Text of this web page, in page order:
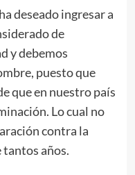
deseado ingresar a
de
y debemos
puesto que
que en nuestro país
Lo cual no
contra la
años.